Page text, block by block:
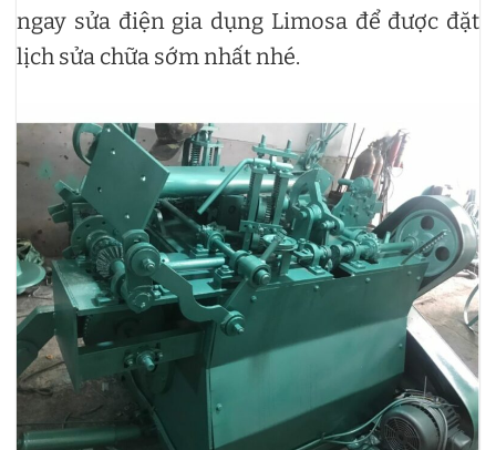
ngay sửa điện gia dụng Limosa để được đặt
lịch sửa chữa sớm nhất nhé.